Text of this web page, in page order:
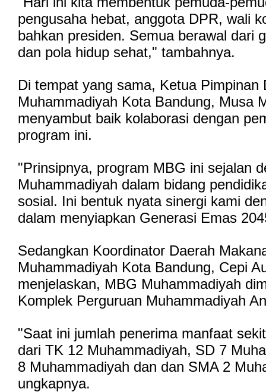
pengusaha hebat, anggota DPR, wali
bahkan presiden. Semua berawal dari
dan pola hidup sehat," tambahnya.
Di tempat yang sama, Ketua Pimpinan
Muhammadiyah Kota Bandung, Musa
menyambut baik kolaborasi dengan
program ini.
"Prinsipnya, program MBG ini sejalan
Muhammadiyah dalam bidang
sosial. Ini bentuk nyata sinergi kami
dalam menyiapkan Generasi Emas
Sedangkan Koordinator Daerah
Muhammadiyah Kota Bandung, Cepi
menjelaskan, MBG Muhammadiyah
Komplek Perguruan Muhammadiyah
"Saat ini jumlah penerima manfaat
dari TK 12 Muhammadiyah, SD 7
8 Muhammadiyah dan dan SMA 2
ungkapnya.